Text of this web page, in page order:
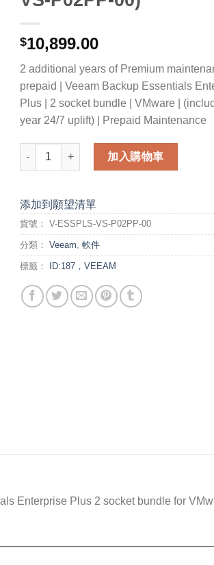
$10,899.00
2 additional years of Premium
prepaid | Veeam Backup Essentials
Plus | 2 socket bundle | VMware |
year 24/7 uplift) | Prepaid Maintenance
2 additional years of Premium
加入購物車
添加到願望清單
貨號： V-ESSPLS-VS-P02PP-00
分類： Veeam 軟件
標籤： ID:187，VEEAM
Enterprise Plus 2 socket bundle for